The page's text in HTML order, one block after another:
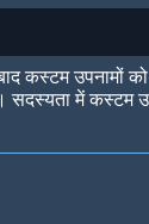
कस्टम उपनामों को
सदस्यता में कस्टम